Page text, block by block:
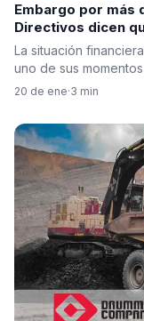
Embargo por más
Directivos dicen
millones de
La situación
uno de sus
20 de ene·3 min